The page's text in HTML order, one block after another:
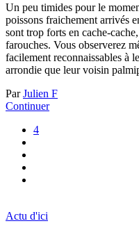
Un peu timides pour le
poissons fraichement arrivés
sont trop forts en cache-
farouches. Vous observerez
facilement reconnaissables à
arrondie que leur voisin
ParJulien F
Continuer
4
Actu d'ici